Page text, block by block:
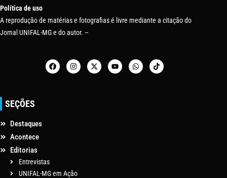
Política de uso
A reprodução de matérias e fotografias é livre mediante a citação do
Jornal UNIFAL-MG e do autor. –
SEÇÕES
Destaques
Acontece
Editorias
Entrevistas
UNIFAL-MG em Ação